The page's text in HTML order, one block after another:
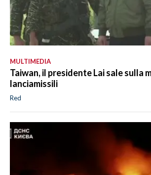
MULTIMEDIA
Taiwan, il presidente Lai sale sulla
lanciamissili
Red